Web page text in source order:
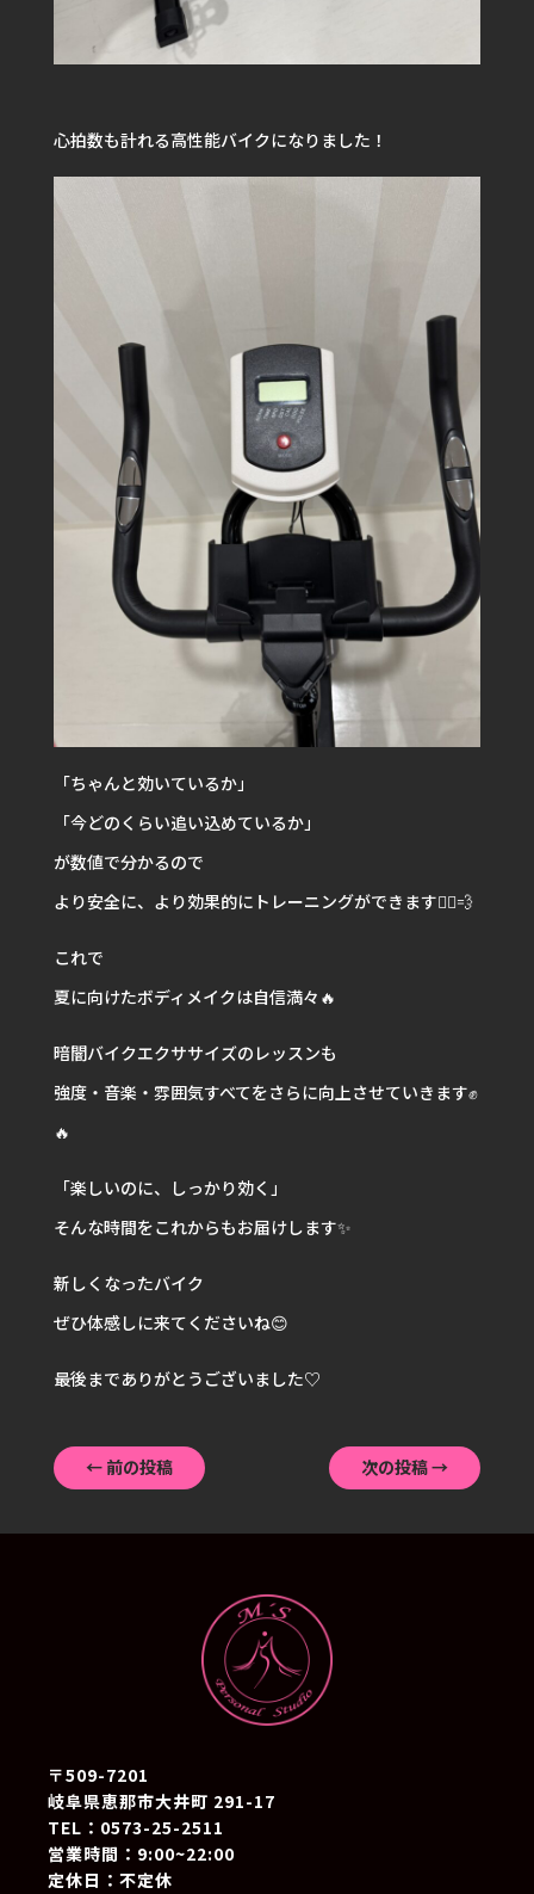
心拍数も計れる高性能バイクになりました！
「ちゃんと効いているか」
「今どのくらい追い込めているか」
が数値で分かるので
より安全に、より効果的にトレーニングができます🚴‍♀️💨
これで
夏に向けたボディメイクは自信満々🔥
暗闇バイクエクササイズのレッスンも
強度・音楽・雰囲気すべてをさらに向上させていきます✊
🔥
「楽しいのに、しっかり効く」
そんな時間をこれからもお届けします✨
新しくなったバイク
ぜひ体感しに来てくださいね😊
最後までありがとうございました♡
← 前の投稿 次の投稿→
〒509-7201
岐阜県恵那市大井町 291-17
TEL：0573-25-2511
営業時間：9:00~22:00
定休日：不定休